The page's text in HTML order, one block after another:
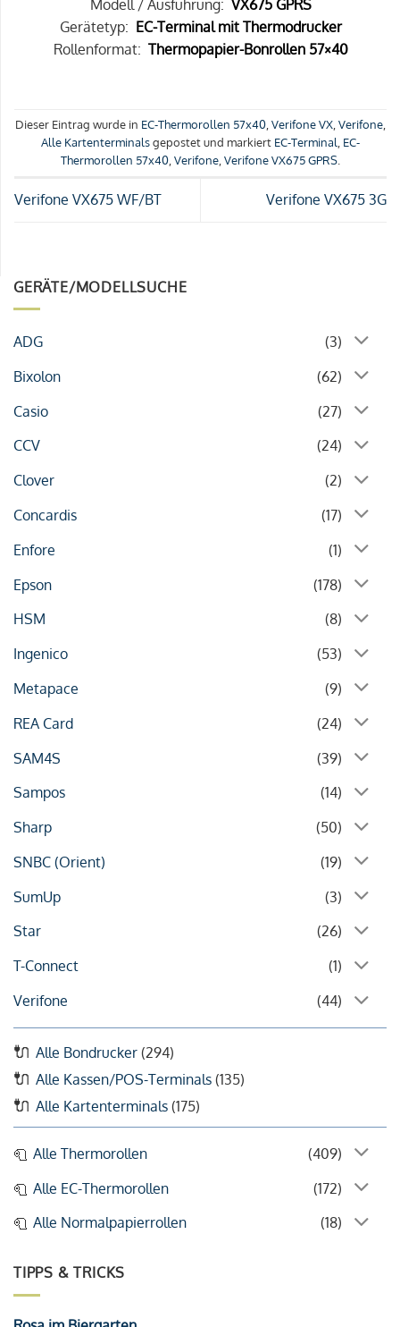
GERÄTE/MODELLSUCHE
ADG
(3)
Bixolon
(62)
Casio
(27)
CCV
(24)
Clover
(2)
Concardis
(17)
Enfore
(1)
Epson
(178)
HSM
(8)
Ingenico
(53)
Metapace
(9)
REA Card
(24)
SAM4S
(39)
Sampos
(14)
Sharp
(50)
SNBC (Orient)
(19)
SumUp
(3)
Star
(26)
T-Connect
(1)
Verifone
(44)
Alle Bondrucker (294)
Alle Kassen/POS-Terminals (135)
Alle Kartenterminals (175)
Alle Thermorollen
(409)
Alle EC-Thermorollen
(172)
Alle Normalpapierrollen
(18)
TIPPS & TRICKS
Modell / Ausführung: VX675 GPRS
Gerätetyp: EC-Terminal mit Thermodrucker
Rollenformat: Thermopapier-Bonrollen 57×40
Dieser Eintrag wurde in EC-Thermorollen 57x40,Verifone VX,Verifone,
Alle Kartenterminalsgepostet und markiert EC-Terminal, EC-
Thermorollen 57x40,Verifone,Verifone VX675 GPRS.
Verifone VX675 WF/BT Verifone VX675 3G